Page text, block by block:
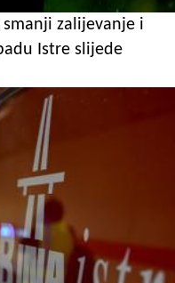
zalijevanje i
Istre slijede